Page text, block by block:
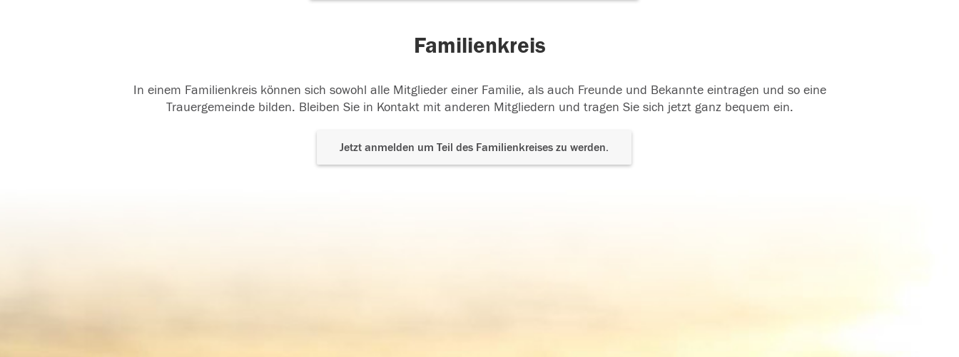
Familienkreis
In einem Familienkreis können sich sowohl alle Mitglieder einer Familie, als auch Freunde und Bekannte eintragen und so eine
Trauergemeinde bilden. Bleiben Sie in Kontakt mit anderen Mitgliedern und tragen Sie sich jetzt ganz bequem ein.
Jetzt anmelden um Teil des Familienkreises zu werden.